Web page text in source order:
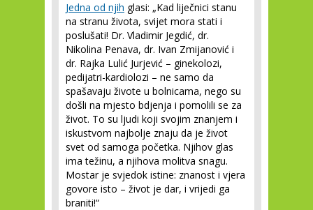
Jedna od njih glasi: „Kad liječnici stanu
na stranu života, svijet mora stati i
poslušati! Dr. Vladimir Jegdić, dr.
Nikolina Penava, dr. Ivan Zmijanović i
dr. Rajka Lulić Jurjević – ginekolozi,
pedijatri-kardiolozi – ne samo da
spašavaju živote u bolnicama, nego su
došli na mjesto bdjenja i pomolili se za
život. To su ljudi koji svojim znanjem i
iskustvom najbolje znaju da je život
svet od samoga početka. Njihov glas
ima težinu, a njihova molitva snagu.
Mostar je svjedok istine: znanost i vjera
govore isto – život je dar, i vrijedi ga
braniti!“